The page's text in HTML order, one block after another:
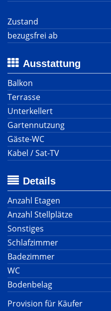
Zustand
bezugsfrei ab
Ausstattung
Balkon
Terrasse
Unterkellert
Gartennutzung
Gäste-WC
Kabel / Sat-TV
Details
Anzahl Etagen
Anzahl Stellplätze
Sonstiges
Schlafzimmer
Badezimmer
WC
Bodenbelag
Provision für Käufer